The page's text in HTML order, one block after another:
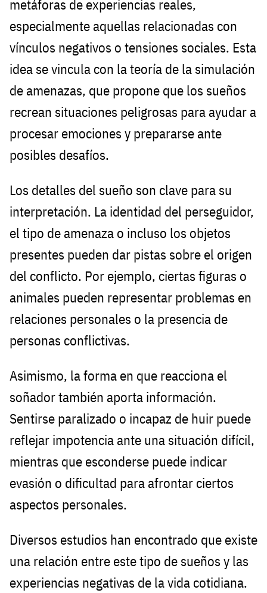
metáforas de experiencias reales,
especialmente aquellas relacionadas con
vínculos negativos o tensiones sociales. Esta
idea se vincula con la teoría de la simulación
de amenazas, que propone que los sueños
recrean situaciones peligrosas para ayudar a
procesar emociones y prepararse ante
posibles desafíos.
Los detalles del sueño son clave para su
interpretación. La identidad del perseguidor,
el tipo de amenaza o incluso los objetos
presentes pueden dar pistas sobre el origen
del conflicto. Por ejemplo, ciertas figuras o
animales pueden representar problemas en
relaciones personales o la presencia de
personas conflictivas.
Asimismo, la forma en que reacciona el
soñador también aporta información.
Sentirse paralizado o incapaz de huir puede
reflejar impotencia ante una situación difícil,
mientras que esconderse puede indicar
evasión o dificultad para afrontar ciertos
aspectos personales.
Diversos estudios han encontrado que existe
una relación entre este tipo de sueños y las
experiencias negativas de la vida cotidiana.